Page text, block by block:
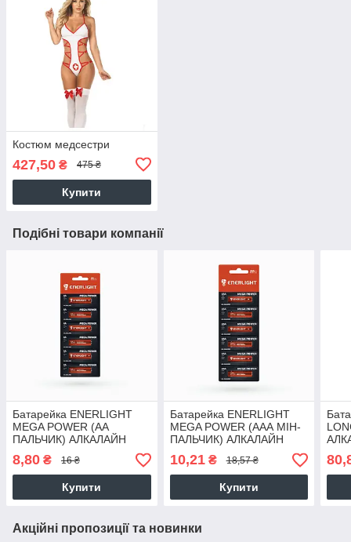
Костюм медсестри
427,50 ₴ 475 ₴
Купити
Подібні товари компанії
Батарейка ENERLIGHT
MEGA POWER (AA
ПАЛЬЧИК) АЛКАЛАЙН
(БЛІСТЕР) 6 шт./бл 60 шт./
уп 4823093501911 65324
8,80 ₴ 16 ₴
Купити
Батарейка ENERLIGHT
MEGA POWER (AAА МІН-
ПАЛЬЧИК) АЛКАЛАЙН
(БЛІСТЕР) 6 шт./бл 60 шт./
уп 4823093501997 65324
10,21₴ 18,57 ₴
Купити
Акційні пропозиції та новинки